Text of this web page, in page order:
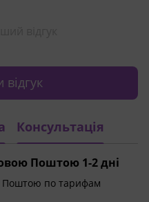
Консультація
Поштою 1-2 дні
Поштою по тарифам